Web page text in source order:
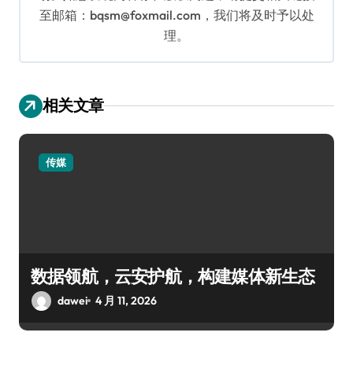
至邮箱：bqsm@foxmail.com，我们将及时予以处
理。
相关文章
传媒
数据领航，云安护航，构建媒体新生态
dawei 4 月 11, 2026